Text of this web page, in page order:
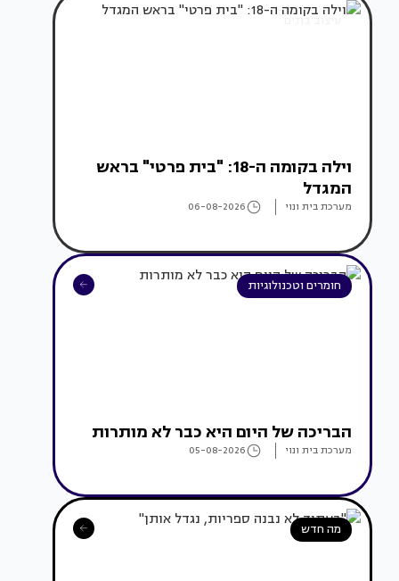
עיצוב בתים
וילה בקומה ה-18: "בית פרטי" בראש
המגדל
מערכת בית ונוי 06-08-2026
חומרים וטכנולוגיות
הבריכה של היום היא כבר לא מותרות
מערכת בית ונוי 05-08-2026
מה חדש